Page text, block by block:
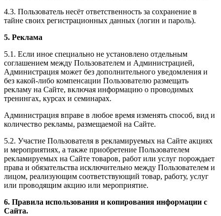
4.3. Пользователь несёт ответственность за сохранение в
тайне своих регистрационных данных (логин и пароль).
5. Реклама
5.1. Если иное специально не установлено отдельным
соглашением между Пользователем и Администрацией,
Администрация может без дополнительного уведомления и
без какой-либо компенсации Пользователю размещать
рекламу на Сайте, включая информацию о проводимых
тренингах, курсах и семинарах.
Администрация вправе в любое время изменять способ, вид и
количество рекламы, размещаемой на Сайте.
5.2. Участие Пользователя в рекламируемых на Сайте акциях
и мероприятиях, а также приобретение Пользователем
рекламируемых на Сайте товаров, работ или услуг порождает
права и обязательства исключительно между Пользователем и
лицом, реализующим соответствующий товар, работу, услуг
или проводящим акцию или мероприятие.
6. Правила использования и копирования информации с
Сайта.